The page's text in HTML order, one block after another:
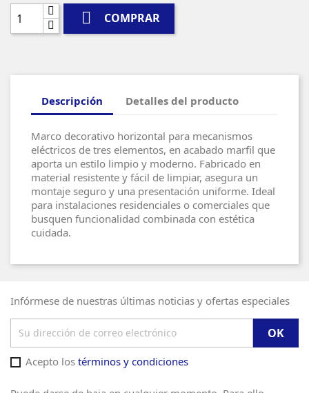
 COMPRAR
Descripción Detalles del producto
Marco decorativo horizontal para mecanismos
eléctricos de tres elementos, en acabado marfil que
aporta un estilo limpio y moderno. Fabricado en
material resistente y fácil de limpiar, asegura un
montaje seguro y una presentación uniforme. Ideal
para instalaciones residenciales o comerciales que
busquen funcionalidad combinada con estética
cuidada.
Infórmese de nuestras últimas noticias y ofertas especiales
Acepto los términos y condiciones